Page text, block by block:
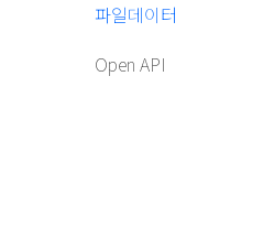
파일데이터
Open API